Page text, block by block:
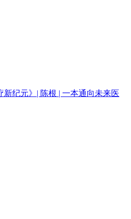
新纪元》| 陈根 | 一本通向未来医